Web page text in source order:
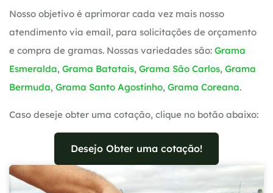
Nosso objetivo é aprimorar cada vez mais nosso
atendimento via email, para solicitações de orçamento
e compra de gramas. Nossas variedades são: Grama
Esmeralda, Grama Batatais, Grama São Carlos, Grama
Bermuda, Grama Santo Agostinho, Grama Coreana.
Caso deseje obter uma cotação, clique no botão abaixo:
Desejo Obter uma cotação!